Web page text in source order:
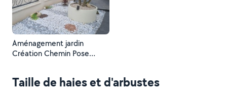
Aménagement jardin
Création Chemin Pose
Taille de haies et d'arbustes